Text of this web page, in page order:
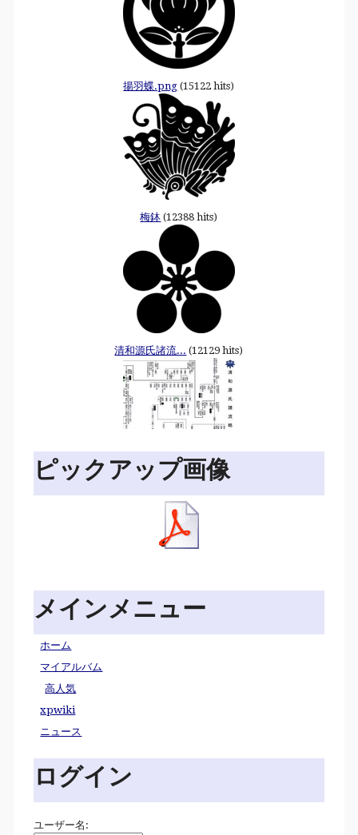
揚羽蝶.png (15122 hits)
梅鉢 (12388 hits)
清和源氏諸流... (12129 hits)
ピックアップ画像
メインメニュー
ホーム
マイアルバム
高人気
xpwiki
ニュース
ログイン
ユーザー名: